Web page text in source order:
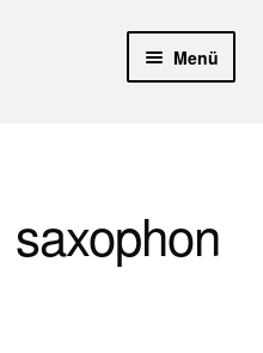
Menü
saxophon